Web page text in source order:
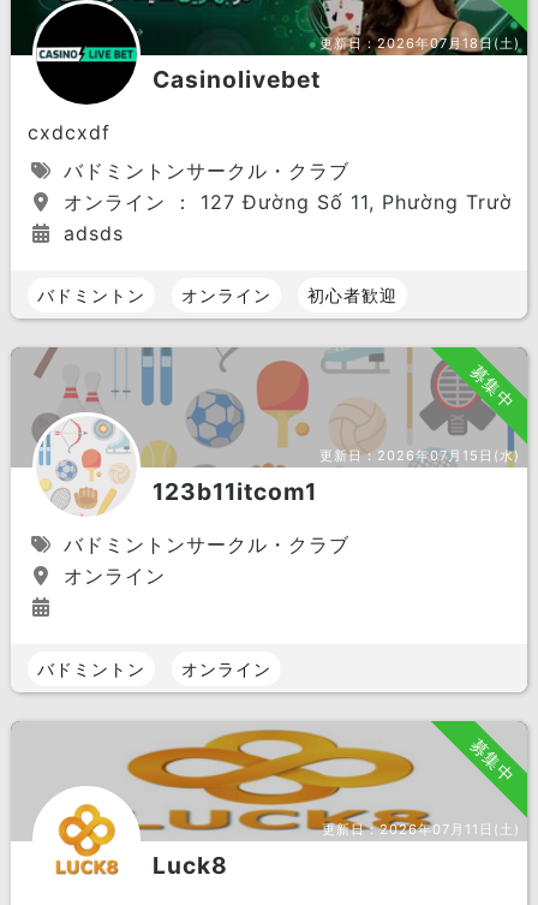
更新日：2026年07月18日(土)
Casinolivebet
cxdcxdf
バドミントンサークル・クラブ
オンライン ： 127 Đường Số 11, Phường
adsds
バドミントン オンライン 初心者歓迎
募集中
更新日： 2026年07月15日(水)
123b11itcom1
バドミントンサークル・クラブ
オンライン
バドミントン オンライン
募集中
更新日：2026年07月11日(土)
Luck8